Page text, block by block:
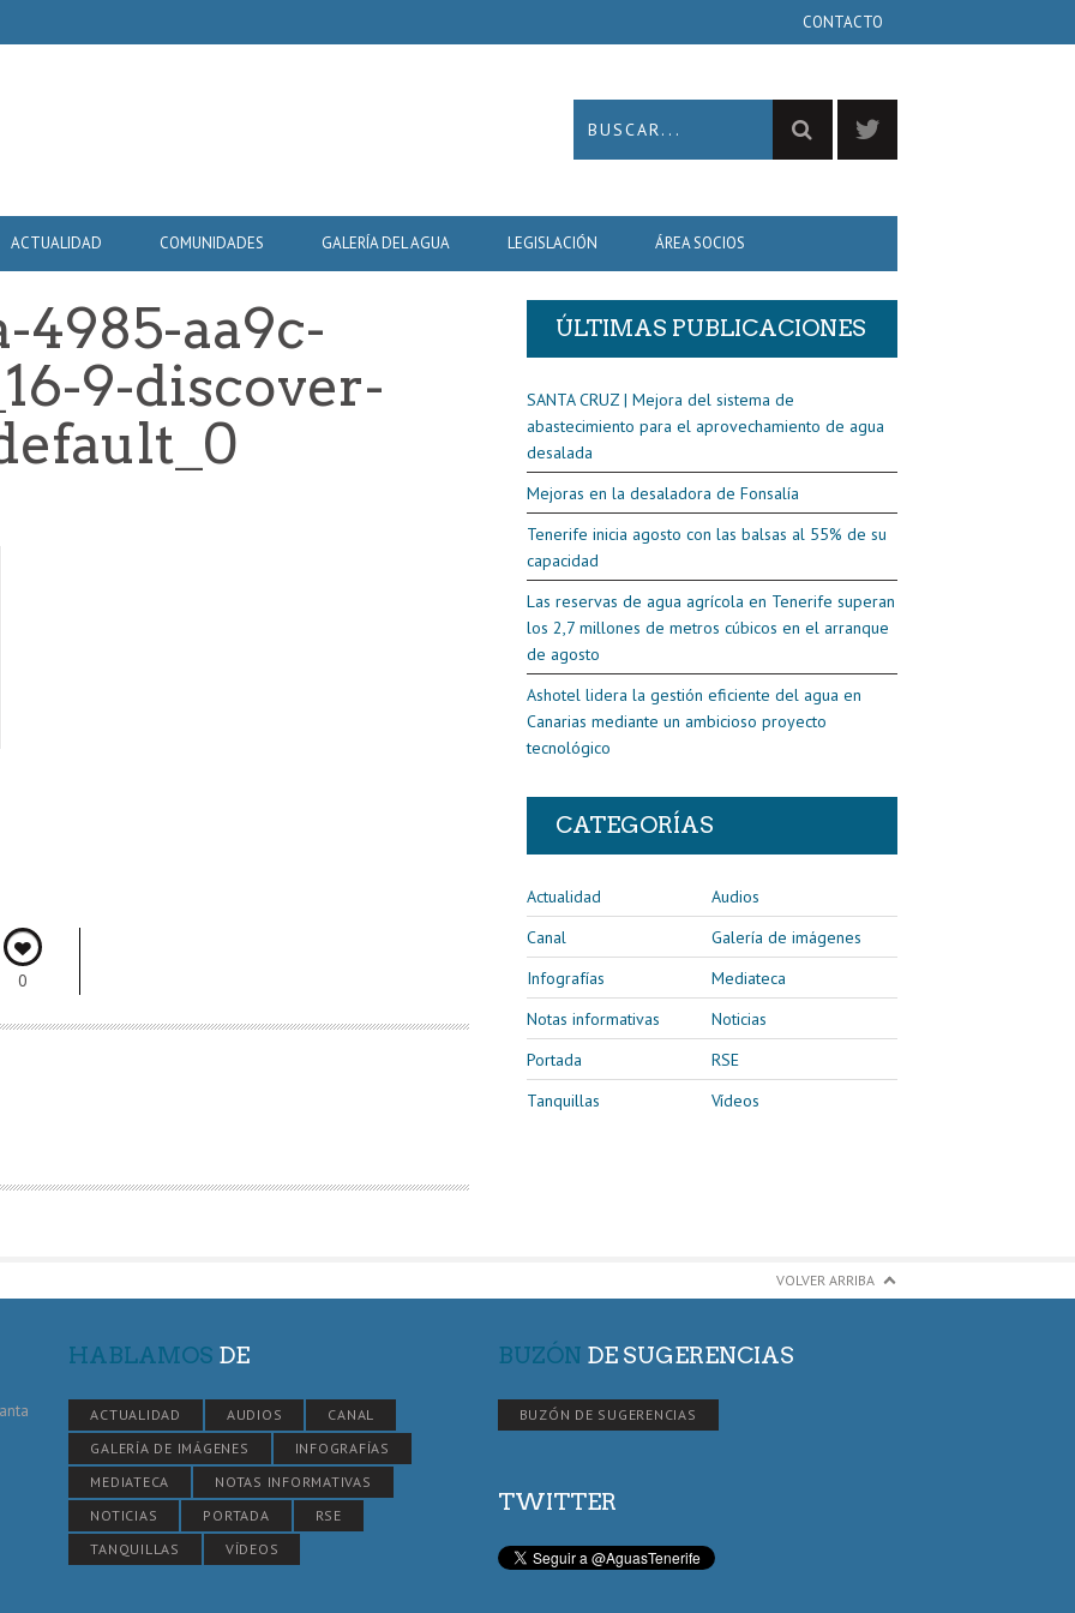
CONTACTO
ACTUALIDAD COMUNIDADES GALERÍA DEL AGUA LEGISLACIÓN ÁREA SOCIOS
4985-aa9c-
9-discover-
0
ÚLTIMAS PUBLICACIONES
SANTA CRUZ | Mejora del sistema de
abastecimiento para el aprovechamiento de agua
desalada
Mejoras en la desaladora de Fonsalía
Tenerife inicia agosto con las balsas al 55% de su
capacidad
Las reservas de agua agrícola en Tenerife superan
los 2,7 millones de metros cúbicos en el arranque
de agosto
Ashotel lidera la gestión eficiente del agua en
Canarias mediante un ambicioso proyecto
tecnológico
CATEGORÍAS
Actualidad
Audios
Canal
Galería de imágenes
Infografías
Mediateca
Notas informativas
Noticias
Portada
RSE
Tanquillas
Vídeos
VOLVER ARRIBA
HABLAMOS DE
ACTUALIDAD AUDIOS
CANAL
GALERÍA DE IMÁGENES
INFOGRAFÍAS
MEDIATECA
NOTAS INFORMATIVAS
NOTICIAS
PORTADA
RSE
TANQUILLAS
VÍDEOS
BUZÓN DE SUGERENCIAS
BUZÓN DE SUGERENCIAS
TWITTER